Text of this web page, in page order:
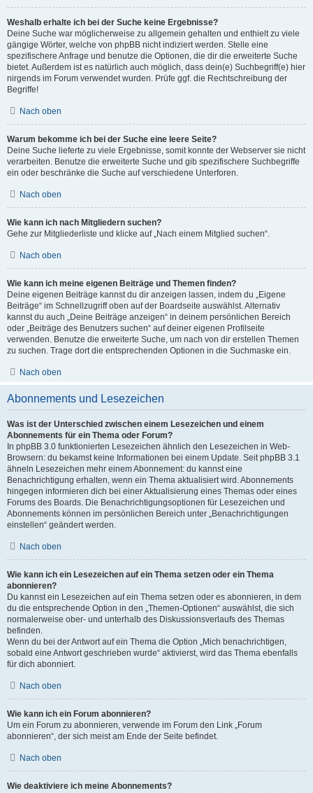
Weshalb erhalte ich bei der Suche keine Ergebnisse?
Deine Suche war möglicherweise zu allgemein gehalten und enthielt zu viele
gängige Wörter, welche von phpBB nicht indiziert werden. Stelle eine
spezifischere Anfrage und benutze die Optionen, die dir die erweiterte Suche
bietet. Außerdem ist es natürlich auch möglich, dass dein(e) Suchbegriff(e) hier
nirgends im Forum verwendet wurden. Prüfe ggf. die Rechtschreibung der
Begriffe!
Nach oben
Warum bekomme ich bei der Suche eine leere Seite?
Deine Suche lieferte zu viele Ergebnisse, somit konnte der Webserver sie nicht
verarbeiten. Benutze die erweiterte Suche und gib spezifischere Suchbegriffe
ein oder beschränke die Suche auf verschiedene Unterforen.
Nach oben
Wie kann ich nach Mitgliedern suchen?
Gehe zur Mitgliederliste und klicke auf „Nach einem Mitglied suchen“.
Nach oben
Wie kann ich meine eigenen Beiträge und Themen finden?
Deine eigenen Beiträge kannst du dir anzeigen lassen, indem du „Eigene
Beiträge“ im Schnellzugriff oben auf der Boardseite auswählst. Alternativ
kannst du auch „Deine Beiträge anzeigen“ in deinem persönlichen Bereich
oder „Beiträge des Benutzers suchen“ auf deiner eigenen Profilseite
verwenden. Benutze die erweiterte Suche, um nach von dir erstellen Themen
zu suchen. Trage dort die entsprechenden Optionen in die Suchmaske ein.
Nach oben
Abonnements und Lesezeichen
Was ist der Unterschied zwischen einem Lesezeichen und einem
Abonnements für ein Thema oder Forum?
In phpBB 3.0 funktionierten Lesezeichen ähnlich den Lesezeichen in Web-
Browsern: du bekamst keine Informationen bei einem Update. Seit phpBB 3.1
ähneln Lesezeichen mehr einem Abonnement: du kannst eine
Benachrichtigung erhalten, wenn ein Thema aktualisiert wird. Abonnements
hingegen informieren dich bei einer Aktualisierung eines Themas oder eines
Forums des Boards. Die Benachrichtigungsoptionen für Lesezeichen und
Abonnements können im persönlichen Bereich unter „Benachrichtigungen
einstellen“ geändert werden.
Nach oben
Wie kann ich ein Lesezeichen auf ein Thema setzen oder ein Thema
abonnieren?
Du kannst ein Lesezeichen auf ein Thema setzen oder es abonnieren, in dem
du die entsprechende Option in den „Themen-Optionen“ auswählst, die sich
normalerweise ober- und unterhalb des Diskussionsverlaufs des Themas
befinden.
Wenn du bei der Antwort auf ein Thema die Option „Mich benachrichtigen,
sobald eine Antwort geschrieben wurde“ aktivierst, wird das Thema ebenfalls
für dich abonniert.
Nach oben
Wie kann ich ein Forum abonnieren?
Um ein Forum zu abonnieren, verwende im Forum den Link „Forum
abonnieren“, der sich meist am Ende der Seite befindet.
Nach oben
Wie deaktiviere ich meine Abonnements?